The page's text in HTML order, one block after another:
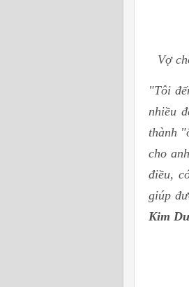
Vợ
"Tôi
nhiều
thành
cho
điều,
giúp
Kim